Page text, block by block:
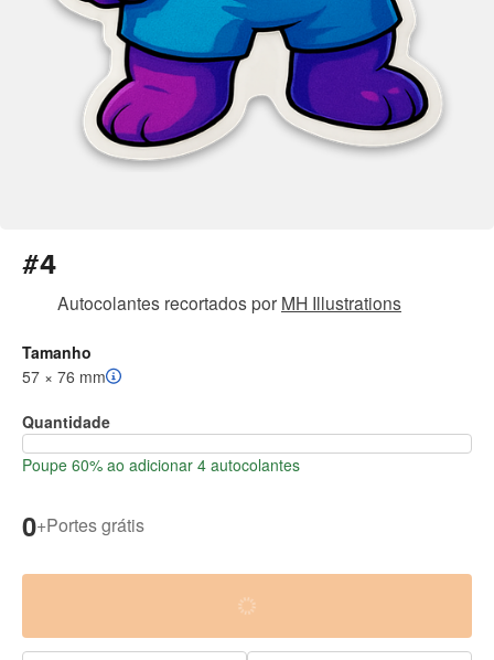
#4
Autocolantes recortadospor MH Illustrations
Tamanho
57 × 76 mm
Quantidade
Poupe 60% ao adicionar 4 autocolantes
0+Portes grátis